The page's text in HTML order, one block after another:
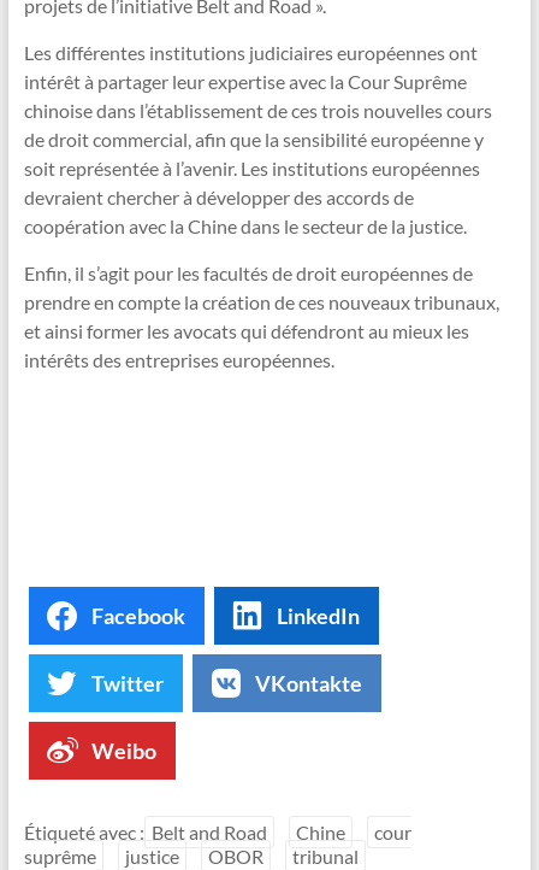
projets de l’initiative Belt and Road ».
Les différentes institutions judiciaires européennes ont
intérêt à partager leur expertise avec la Cour Suprême
chinoise dans l’établissement de ces trois nouvelles cours
de droit commercial, afin que la sensibilité européenne y
soit représentée à l’avenir. Les institutions européennes
devraient chercher à développer des accords de
coopération avec la Chine dans le secteur de la justice.
Enfin, il s’agit pour les facultés de droit européennes de
prendre en compte la création de ces nouveaux tribunaux,
et ainsi former les avocats qui défendront au mieux les
intérêts des entreprises européennes.
Facebook LinkedIn
Twitter VKontakte
Weibo
Étiqueté avec : Belt and Road Chine
cour
suprême
justice OBOR tribunal